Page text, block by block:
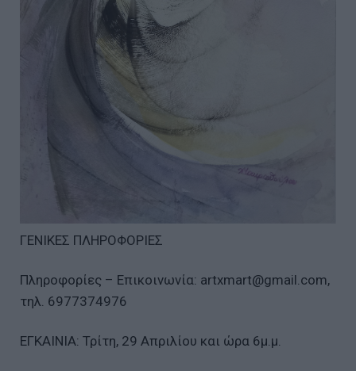
ΓΕΝΙΚΕΣ ΠΛΗΡΟΦΟΡΙΕΣ
Πληροφορίες – Επικοινωνία: artxmart@gmail.com,
τηλ. 6977374976
ΕΓΚΑΙΝΙΑ: Τρίτη, 29 Απριλίου και ώρα 6μ.μ.